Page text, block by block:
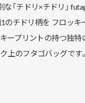
「チドリ×チドリ」
1のチドリ柄を フロッ
ープリントの持つ独特
上のフタゴバッグで